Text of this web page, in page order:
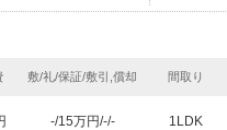
敷/礼/保証/敷引,償却 間取り
-/15万円/-/- 1LDK